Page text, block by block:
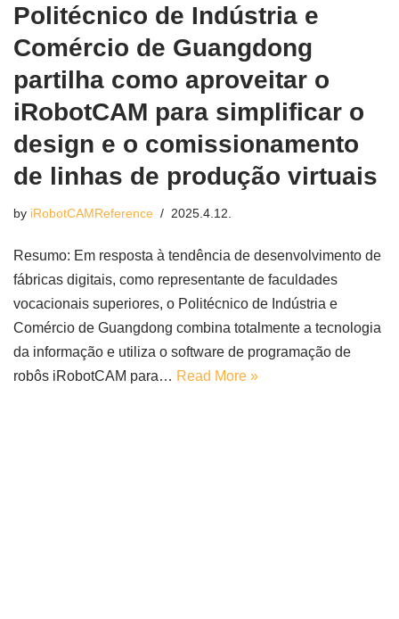
Politécnico de Indústria e
Comércio de Guangdong
partilha como aproveitar o
iRobotCAM para simplificar o
design e o comissionamento
de linhas de produção virtuais
by iRobotCAMReference 2025.4.12.
Resumo: Em resposta à tendência de desenvolvimento de
fábricas digitais, como representante de faculdades
vocacionais superiores, o Politécnico de Indústria e
Comércio de Guangdong combina totalmente a tecnologia
da informação e utiliza o software de programação de
robôs iRobotCAM para… Read More »